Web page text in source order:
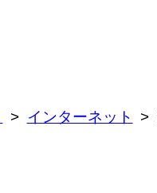
インターネット